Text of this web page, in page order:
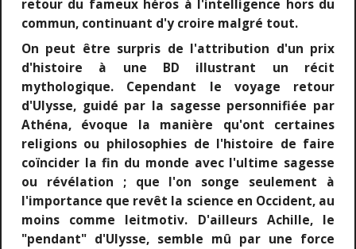
retour du fameux héros à l'intelligence hors du
commun, continuant d'y croire malgré tout.
On peut être surpris de l'attribution d'un prix
d'histoire à une BD illustrant un récit
mythologique. Cependant le voyage retour
d'Ulysse, guidé par la sagesse personnifiée par
Athéna, évoque la manière qu'ont certaines
religions ou philosophies de l'histoire de faire
coïncider la fin du monde avec l'ultime sagesse
ou révélation ; que l'on songe seulement à
l'importance que revêt la science en Occident, au
moins comme leitmotiv. D'ailleurs Achille, le
"pendant" d'Ulysse, semble mû par une force